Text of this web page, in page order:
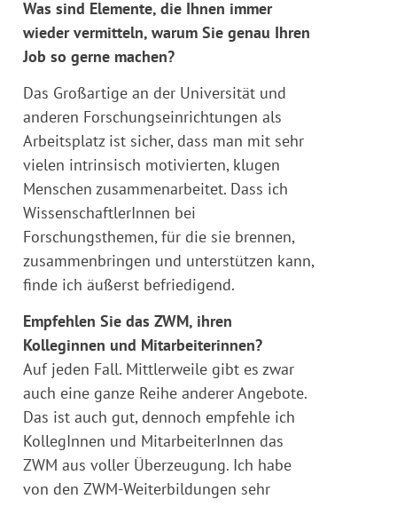
Was sind Elemente, die Ihnen immer
wieder vermitteln, warum Sie genau Ihren
Job so gerne machen?
Das Großartige an der Universität und
anderen Forschungseinrichtungen als
Arbeitsplatz ist sicher, dass man mit sehr
vielen intrinsisch motivierten, klugen
Menschen zusammenarbeitet. Dass ich
WissenschaftlerInnen bei
Forschungsthemen, für die sie brennen,
zusammenbringen und unterstützen kann,
finde ich äußerst befriedigend.
Empfehlen Sie das ZWM, ihren
Kolleginnen und Mitarbeiterinnen?
Auf jeden Fall. Mittlerweile gibt es zwar
auch eine ganze Reihe anderer Angebote.
Das ist auch gut, dennoch empfehle ich
KollegInnen und MitarbeiterInnen das
ZWM aus voller Überzeugung. Ich habe
von den ZWM-Weiterbildungen sehr